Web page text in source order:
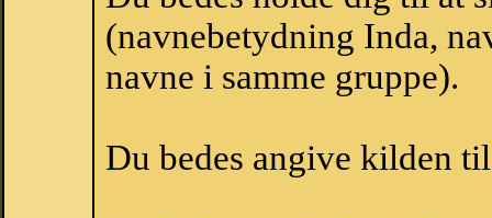
(navnebetydning Inda,
navne i samme gruppe).
Du bedes angive kilden